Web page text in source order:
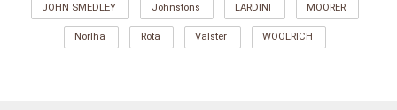
JOHN SMEDLEY Johnstons LARDINI MOORER
Norlha Rota Valster WOOLRICH